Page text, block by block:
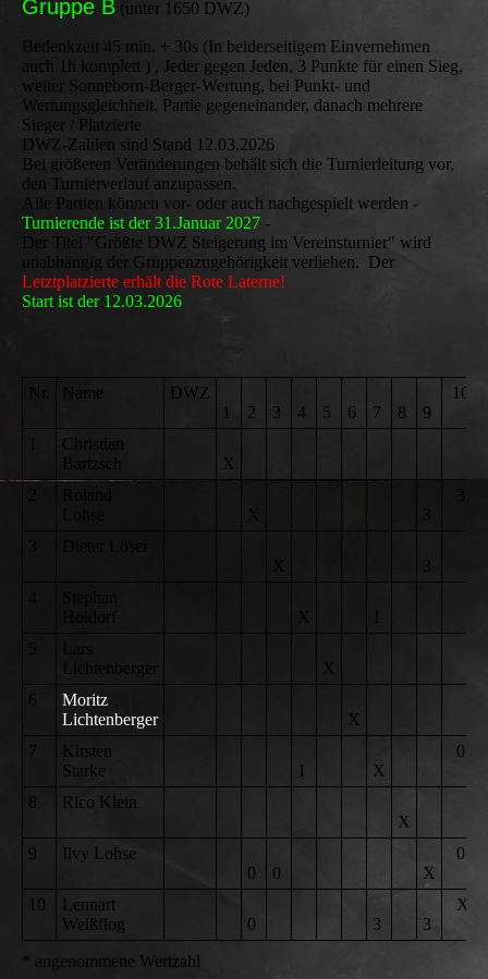
Gruppe B (unter 1650 DWZ)
Bedenkzeit 45 min. + 30s (In beiderseitigem Einvernehmen
auch 1h komplett ) , Jeder gegen Jeden, 3 Punkte für einen Sieg,
weiter Sonneborn-Berger-Wertung, bei Punkt- und
Wertungsgleichheit, Partie gegeneinander, danach mehrere
Sieger / Platzierte
DWZ-Zahlen sind Stand 12.03.2026
Bei größeren Veränderungen behält sich die Turnierleitung vor,
den Turnierverlauf anzupassen.
Alle Partien können vor- oder auch nachgespielt werden -
Turnierende ist der 31.Januar 2027 -
Der Titel "Größte DWZ Steigerung im Vereinsturnier" wird
unabhängig der Gruppenzugehörigkeit verliehen. Der
Letztplatzierte erhält die Rote Laterne!
Start ist der 12.03.2026
Name
DWZ
1
2 3 4 5 6 7 8 9
10
Christian
Bartzsch
X
3
Lars
Lichtenberger
X
6
Moritz
Lichtenberger
X
7
Kirsten
Starke
1 X
0
8
Rico Klein
X
9
Ilvy Lohse
0
0 X
0
10
Lennart
Weißflog
0 3 3
X
* angenommene Wertzahl